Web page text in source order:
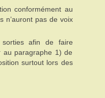
conformément au
n’auront pas de voix
sorties afin de faire
au paragraphe 1) de
surtout lors des